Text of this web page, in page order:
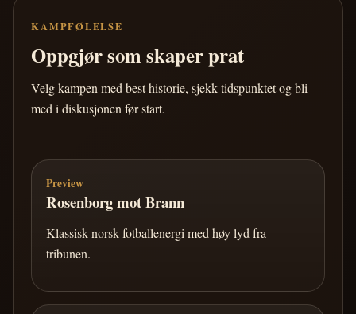
KAMPFØLELSE
Oppgjør som skaper prat
Velg kampen med best historie, sjekk tidspunktet og bli
med i diskusjonen før start.
Preview
Rosenborg mot Brann
Klassisk norsk fotballenergi med høy lyd fra
tribunen.